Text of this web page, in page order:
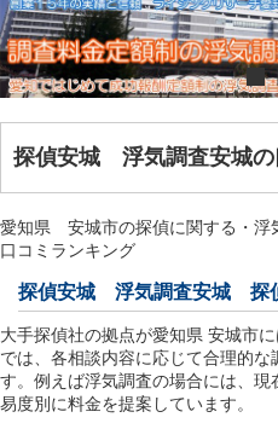
探偵安城 浮気調査安城
愛知県 安城市の探偵に関する・浮
口コミランキング
探偵安城 浮気調査安城 探
大手探偵社の拠点が愛知県 安城市
では、各相談内容に応じて合理的
す。例えば浮気調査の場合には、
易度別に料金を提案しています。